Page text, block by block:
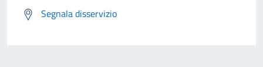
Segnala disservizio